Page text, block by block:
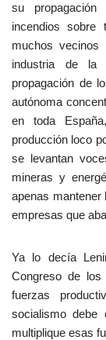
su
incendios sobre
muchos
industria de la
propagación de
autónoma
en toda
producción loco
se levantan
mineras y
apenas mantener
empresas que
Ya lo decía
Congreso de
fuerzas
socialismo debe
multiplique esas